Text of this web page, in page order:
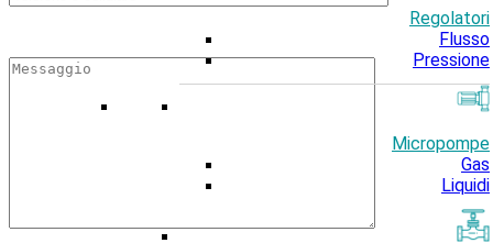
Regolatori
Flusso
Pressione
Micropompe
Gas
Liquidi